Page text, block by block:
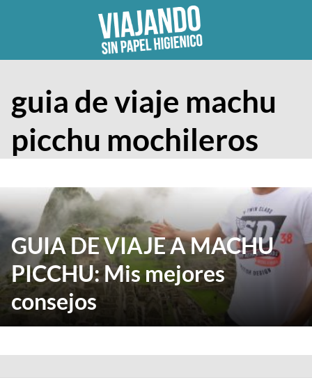
guia de viaje machu
picchu mochileros
GUIA DE VIAJE A MACHU
PICCHU: Mis mejores
consejos